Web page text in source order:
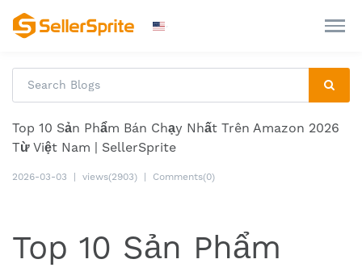
Top 10 Sản Phẩm Bán Chạy Nhất Trên Amazon 2026
Từ Việt Nam | SellerSprite
2026-03-03 views(2903) Comments(0)
Top 10 Sản Phẩm